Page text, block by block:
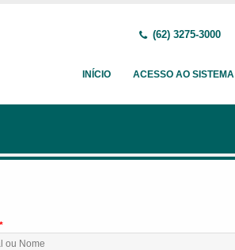
(62) 3275-3000
INÍCIO ACESSO AO SISTEMA